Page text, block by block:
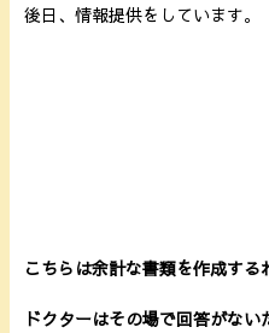
後日、情報提供をしています。
こちらは余計な書類を作成する
ドクターはその場で回答がない